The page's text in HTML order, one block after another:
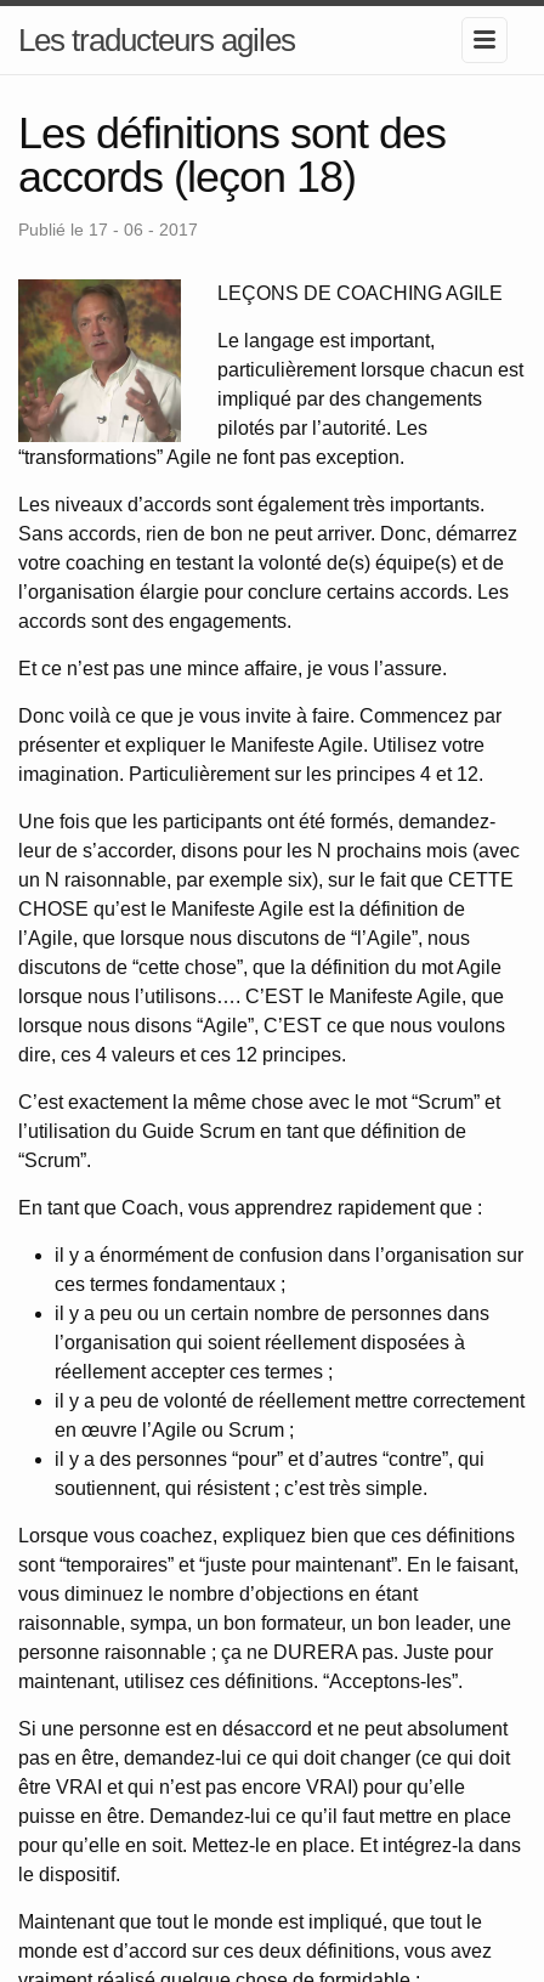
Les traducteurs agiles
Les définitions sont des
accords (leçon 18)
Publié le 17 - 06 - 2017
LEÇONS DE COACHING AGILE
Le langage est important,
particulièrement lorsque chacun est
impliqué par des changements
pilotés par l’autorité. Les
“transformations” Agile ne font pas exception.
Les niveaux d’accords sont également très importants.
Sans accords, rien de bon ne peut arriver. Donc, démarrez
votre coaching en testant la volonté de(s) équipe(s) et de
l’organisation élargie pour conclure certains accords. Les
accords sont des engagements.
Et ce n’est pas une mince affaire, je vous l’assure.
Donc voilà ce que je vous invite à faire. Commencez par
présenter et expliquer le Manifeste Agile. Utilisez votre
imagination. Particulièrement sur les principes 4 et 12.
Une fois que les participants ont été formés, demandez-
leur de s’accorder, disons pour les N prochains mois (avec
un N raisonnable, par exemple six), sur le fait que CETTE
CHOSE qu’est le Manifeste Agile est la définition de
l’Agile, que lorsque nous discutons de “l’Agile”, nous
discutons de “cette chose”, que la définition du mot Agile
lorsque nous l’utilisons…. C’EST le Manifeste Agile, que
lorsque nous disons “Agile”, C’EST ce que nous voulons
dire, ces 4 valeurs et ces 12 principes.
C’est exactement la même chose avec le mot “Scrum” et
l’utilisation du Guide Scrum en tant que définition de
“Scrum”.
En tant que Coach, vous apprendrez rapidement que :
il y a énormément de confusion dans l’organisation sur
ces termes fondamentaux ;
il y a peu ou un certain nombre de personnes dans
l’organisation qui soient réellement disposées à
réellement accepter ces termes ;
il y a peu de volonté de réellement mettre correctement
en œuvre l’Agile ou Scrum ;
il y a des personnes “pour” et d’autres “contre”, qui
soutiennent, qui résistent ; c’est très simple.
Lorsque vous coachez, expliquez bien que ces définitions
sont “temporaires” et “juste pour maintenant”. En le faisant,
vous diminuez le nombre d’objections en étant
raisonnable, sympa, un bon formateur, un bon leader, une
personne raisonnable ; ça ne DURERA pas. Juste pour
maintenant, utilisez ces définitions. “Acceptons-les”.
Si une personne est en désaccord et ne peut absolument
pas en être, demandez-lui ce qui doit changer (ce qui doit
être VRAI et qui n’est pas encore VRAI) pour qu’elle
puisse en être. Demandez-lui ce qu’il faut mettre en place
pour qu’elle en soit. Mettez-le en place. Et intégrez-la dans
le dispositif.
Maintenant que tout le monde est impliqué, que tout le
monde est d’accord sur ces deux définitions, vous avez